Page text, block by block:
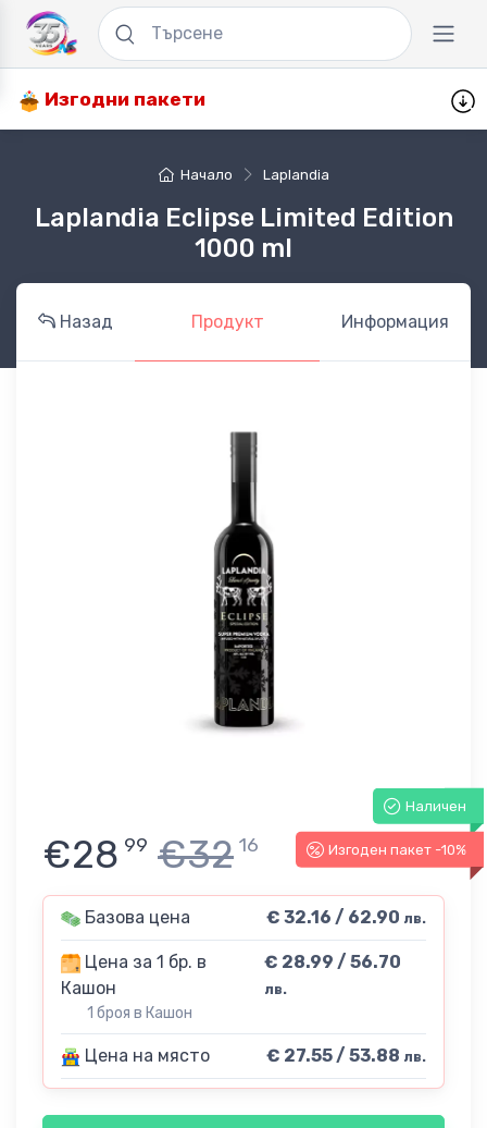
Изгодни пакети
Начало Laplandia
Laplandia Eclipse Limited Edition
1000 ml
Назад Продукт Информация
Наличен
Изгоден пакет -10%
€28 99 €32 16
Базова цена € 32.16 / 62.90 лв.
Цена за 1 бр. в
Кашон
1 броя в Кашон
€ 28.99 / 56.70
лв.
Цена на място € 27.55 / 53.88 лв.